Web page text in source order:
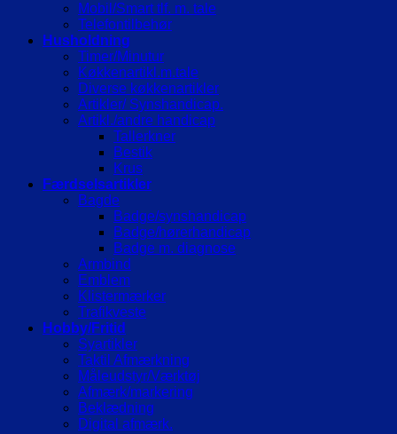
Mobil/Smart tlf. m. tale
Telefontilbehør
Husholdning
Timer/Minutur
Køkkenartikl.m.tale
Diverse køkkenartikler
Artikler/ Synshandicap.
Artikl./andre handicap
Tallerkner
Bestik
Krus
Færdselsartikler
Bagde
Badge/synshandicap
Badge/hørerhandicap
Badge m. diagnose
Armbind
Emblem
Klistermærker
Trafikveste
Hobby/Fritid
Syartikler
Taktil Afmærkning
Måleudstyr/Værktøj
Afmærk/markering
Beklædning
Digital afmærk.